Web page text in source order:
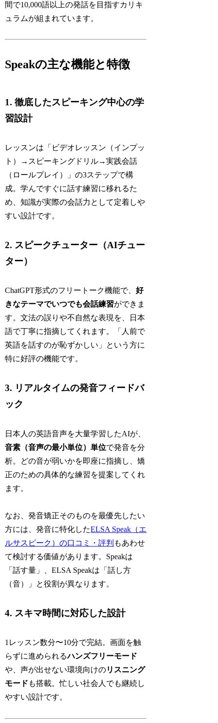
間で10,000語以上の発話を目指すカリキ
ュラムが組まれています。
Speakの主な機能と特徴
1. 徹底したスピーキング中心の学
習設計
レッスンは「ビデオレッスン（インプッ
ト）→スピーキングドリル→実践会話
（ロールプレイ）」の3ステップで構
成。学んですぐに話す練習に移れるた
め、知識が実際の会話力として定着しや
すい設計です。
2. スピークチューター（AIチュー
ター）
ChatGPT形式のフリートーク機能で、好
きなテーマでいつでも会話練習ができま
す。文法の誤りや不自然な表現を、日本
語で丁寧に指摘してくれます。「人前で
英語を話すのが恥ずかしい」という方に
特に好評の機能です。
3. リアルタイムの発音フィードバ
ック
日本人の英語音声を大量学習したAIが、
音素（音声の最小単位）単位で発音を分
析。どの音が弱いかを即座に指摘し、矯
正のための具体的な練習を提案してくれ
ます。
なお、発音矯正そのものを最優先したい
方には、発音に特化したELSA Speak（エ
ルサスピーク）の口コミ・評判 もあわせ
て検討する価値があります。Speakは
「話す量」、ELSA Speakは「話し方
（音）」と役割が異なります。
4. スキマ時間に対応した設計
1レッスン数分〜10分で完結。画面を触
らずに進められるハンズフリーモード
や、声が出せない環境向けのリスニング
モード も搭載。忙しい社会人でも継続し
やすい設計です。